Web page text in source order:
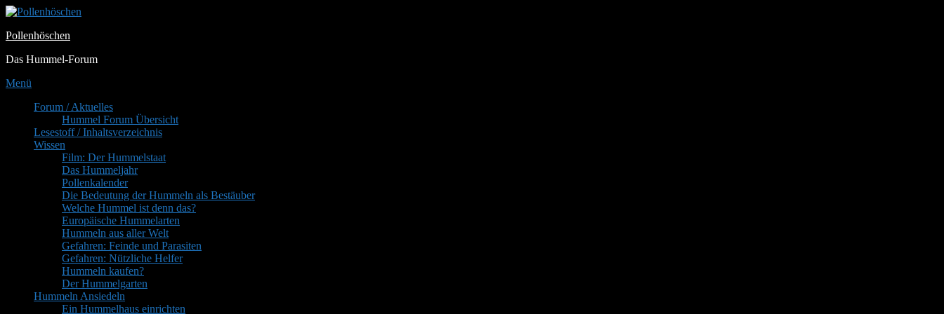
Zum
springen
Pollenhöschen
Das Hummel-Forum
Menü
PrimäresForum / Aktuelles
Hummel Forum Übersicht
Lesestoff / Inhaltsverzeichnis
Wissen
Film: Der Hummelstaat
Das Hummeljahr
Pollenkalender
Die Bedeutung der Hummeln als Bestäuber
Welche Hummel ist denn das?
Europäische Hummelarten
Hummeln aus aller Welt
Gefahren: Feinde und Parasiten
Gefahren: Nützliche Helfer
Hummeln kaufen?
Der Hummelgarten
Hummeln Ansiedeln
Ein Hummelhaus einrichten